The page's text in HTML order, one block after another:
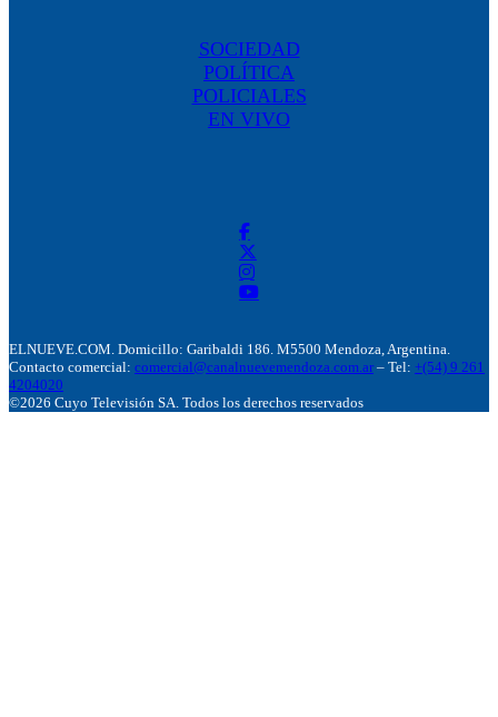
SOCIEDAD
POLÍTICA
POLICIALES
EN VIVO
ELNUEVE.COM. Domicillo: Garibaldi 186. M5500 Mendoza, Argentina.
Contacto comercial: comercial@canalnuevemendoza.com.ar – Tel: +(54) 9 261
4204020
©2026 Cuyo Televisión SA. Todos los derechos reservados